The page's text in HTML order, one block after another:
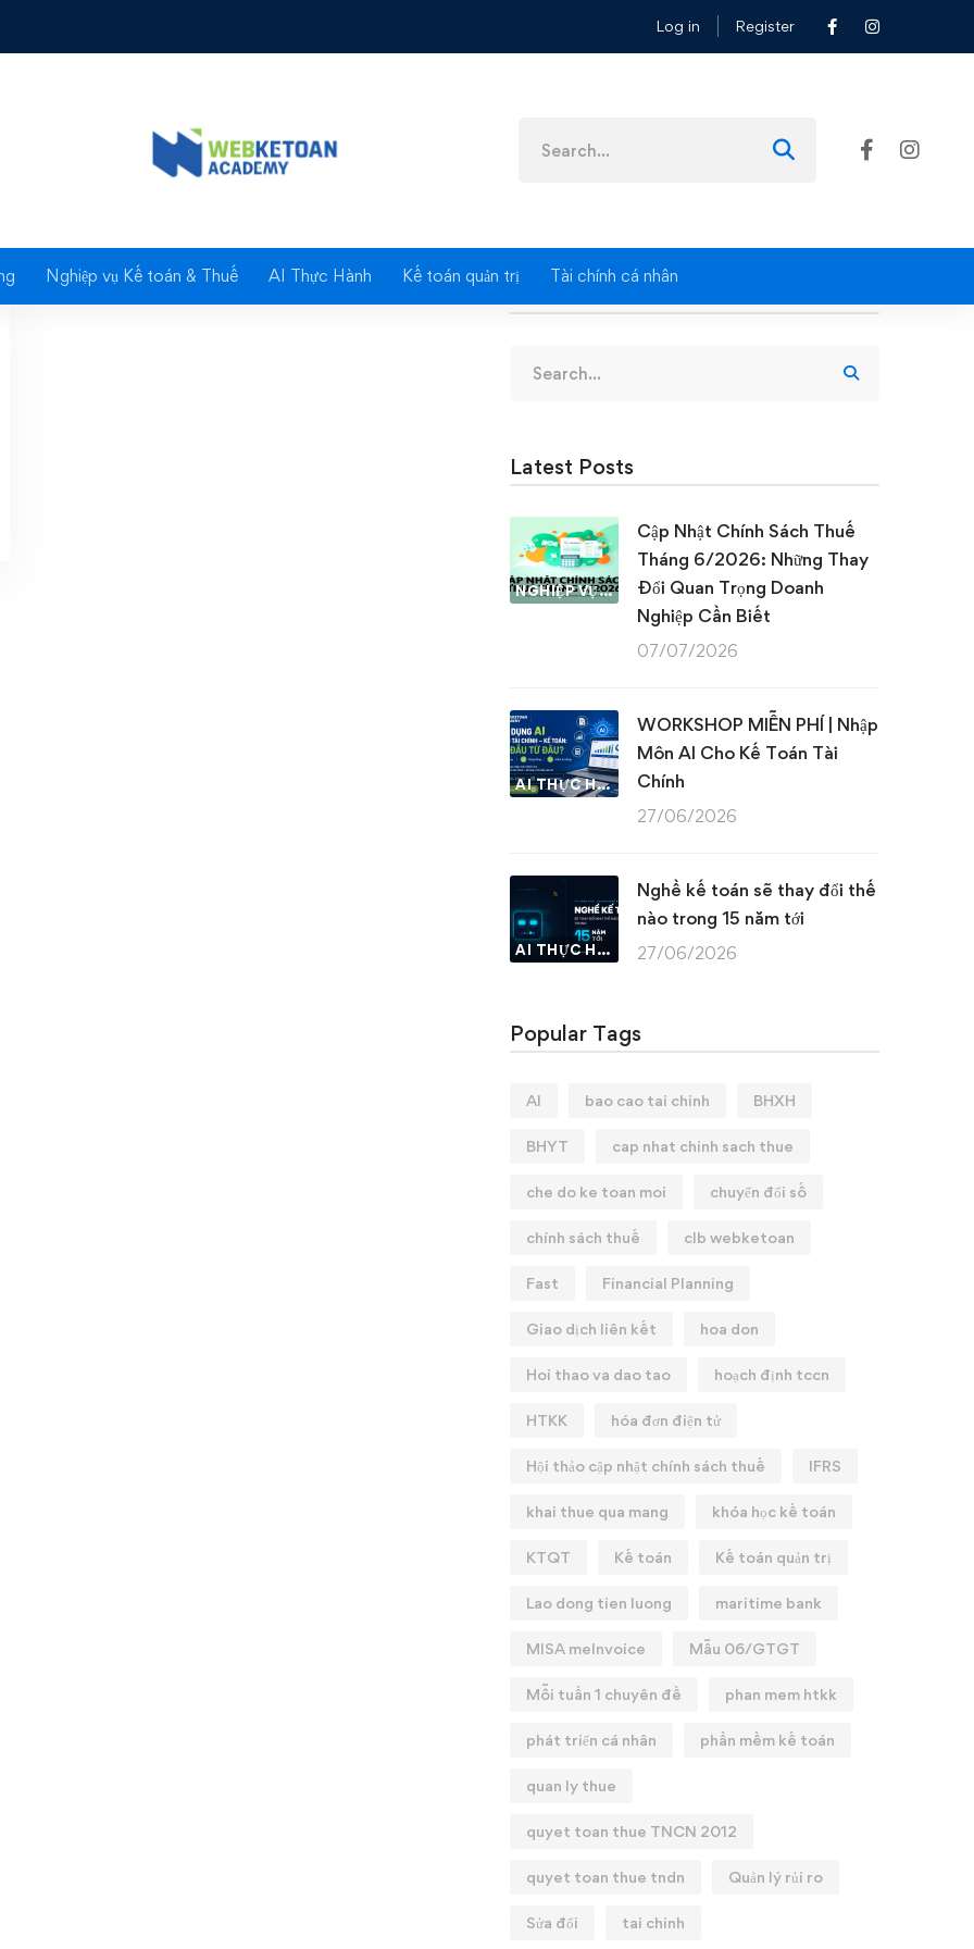
Log in Register
for:
Nghiệp vụ Kế toán & Thuế AI Thực Hành Kế toán quản trị Tài chính cá nhân
for:
Latest Posts
NGHIỆP VỤ KẾ TOÁN & THUẾ
Cập Nhật Chính Sách Thuế
Tháng 6/2026: Những Thay
Đổi Quan Trọng Doanh
Nghiệp Cần Biết
07/07/2026
AI THỰC HÀNH
WORKSHOP MIỄN PHÍ | Nhập
Môn AI Cho Kế Toán Tài
Chính
27/06/2026
AI THỰC HÀNH
Nghề kế toán sẽ thay đổi thế
nào trong 15 năm tới
27/06/2026
Popular Tags
AI bao cao tai chinh BHXH
BHYT cap nhat chinh sach thue
che do ke toan moi chuyển đổi số
chính sách thuế clb webketoan
Fast Financial Planning
Giao dịch liên kết hoa don
Hoi thao va dao tao hoạch định tccn
HTKK hóa đơn điện tử
Hội thảo cập nhật chính sách thuế IFRS
khai thue qua mang khóa học kế toán
KTQT Kế toán Kế toán quản trị
Lao dong tien luong maritime bank
MISA meInvoice Mẫu 06/GTGT
Mỗi tuần 1 chuyên đề phan mem htkk
phát triển cá nhân phần mềm kế toán
quan ly thue
quyet toan thue TNCN 2012
quyet toan thue tndn Quản lý rủi ro
Sửa đổi tai chinh